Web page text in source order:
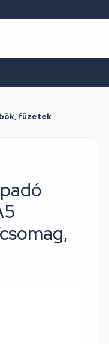
füzetek